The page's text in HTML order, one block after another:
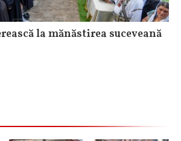
la mănăstirea suceveană